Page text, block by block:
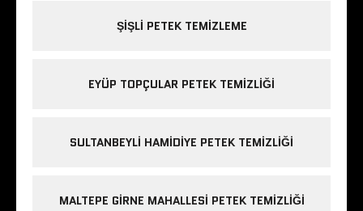
ŞIŞLI PETEK TEMIZLEME
EYÜP TOPÇULAR PETEK TEMIZLIĞI
SULTANBEYLI HAMIDIYE PETEK TEMIZLIĞI
MALTEPE GIRNE MAHALLESI PETEK TEMIZLIĞI